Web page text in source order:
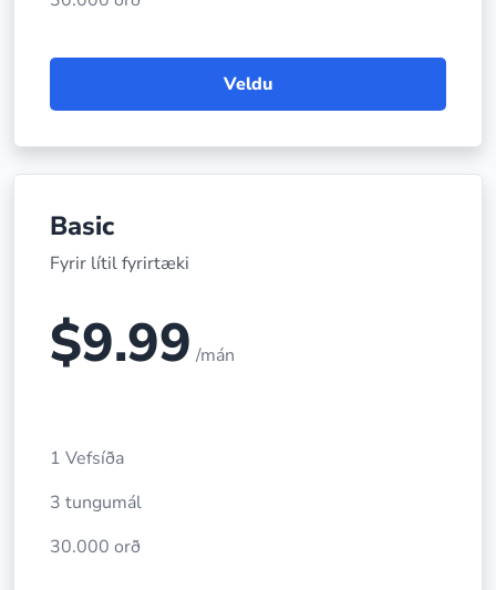
Veldu
Basic
Fyrir lítil fyrirtæki
$9.99 /mán
1 Vefsíða
3 tungumál
30.000 orð